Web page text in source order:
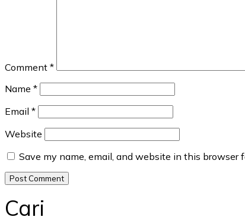
Comment *
Name *
Email *
Website
Save my name, email, and website in this browser
Cari